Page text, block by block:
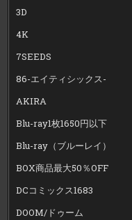
3D
4K
7SEEDS
86-エイティシックス-
AKIRA
Blu-ray1枚1650円以下
Blu-ray（ブルーレイ）
BOX商品最大50％OFF
DCコミックス1683
DOOM/ドゥーム